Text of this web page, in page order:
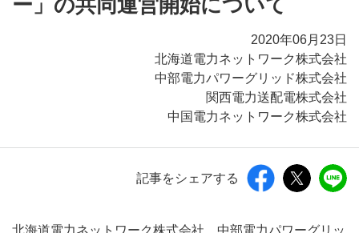
ー」の共同運営開始について
2020年06月23日
北海道電力ネットワーク株式会社
中部電力パワーグリッド株式会社
関西電力送配電株式会社
中国電力ネットワーク株式会社
記事をシェアする
北海道電力ネットワーク株式会社、中部電力パワーグリッ